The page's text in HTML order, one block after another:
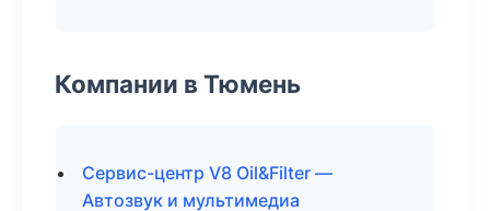
Компании в Тюмень
Сервис-центр V8 Oil&Filter —
Автозвук и мультимедиа